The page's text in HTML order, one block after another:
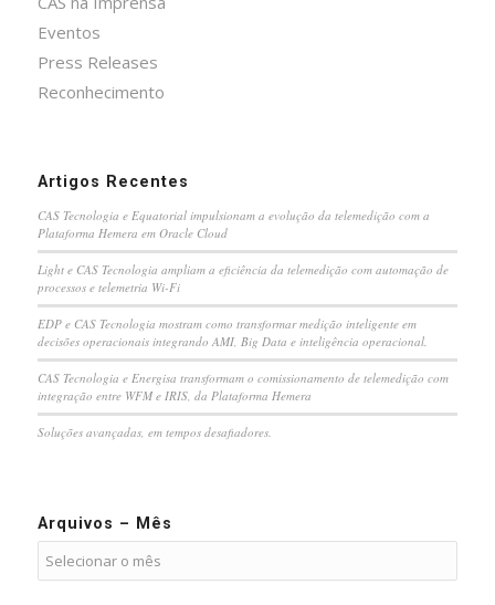
Eventos
Press Releases
Reconhecimento
Artigos Recentes
CAS Tecnologia e Equatorial impulsionam a evolução da telemedição com a
Plataforma Hemera em Oracle Cloud
Light e CAS Tecnologia ampliam a eficiência da telemedição com automação de
processos e telemetria Wi-Fi
EDP e CAS Tecnologia mostram como transformar medição inteligente em
decisões operacionais integrando AMI, Big Data e inteligência operacional.
CAS Tecnologia e Energisa transformam o comissionamento de telemedição com
integração entre WFM e IRIS, da Plataforma Hemera
Soluções avançadas, em tempos desafiadores.
Arquivos – Mês